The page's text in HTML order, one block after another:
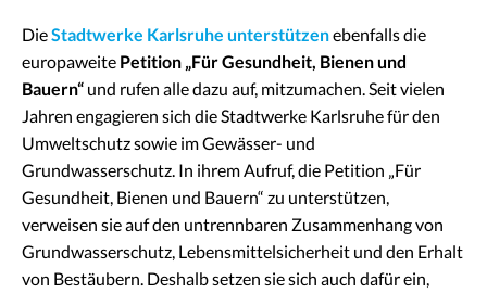
DieStadtwerke Karlsruhe unterstützenebenfalls die
europaweite Petition „Für Gesundheit, Bienen und
Bauern“ und rufen alle dazu auf, mitzumachen. Seit vielen
Jahren engagieren sich die Stadtwerke Karlsruhe für den
Umweltschutz sowie im Gewässer- und
Grundwasserschutz. In ihrem Aufruf, die Petition „Für
Gesundheit, Bienen und Bauern“ zu unterstützen,
verweisen sie auf den untrennbaren Zusammenhang von
Grundwasserschutz, Lebensmittelsicherheit und den Erhalt
von Bestäubern. Deshalb setzen sie sich auch dafür ein,